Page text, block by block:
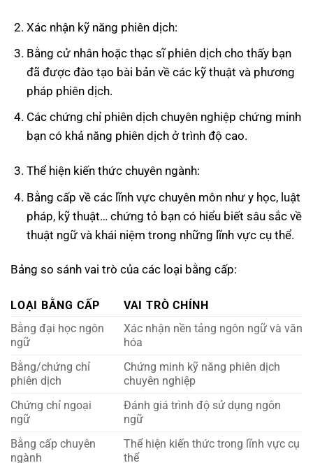
Xác nhận kỹ năng phiên dịch:
Bằng cử nhân hoặc thạc sĩ phiên dịch cho thấy bạn
đã được đào tạo bài bản về các kỹ thuật và phương
pháp phiên dịch.
Các chứng chỉ phiên dịch chuyên nghiệp chứng minh
bạn có khả năng phiên dịch ở trình độ cao.
Thể hiện kiến thức chuyên ngành:
Bằng cấp về các lĩnh vực chuyên môn như y học, luật
pháp, kỹ thuật… chứng tỏ bạn có hiểu biết sâu sắc về
thuật ngữ và khái niệm trong những lĩnh vực cụ thể.
Bảng so sánh vai trò của các loại bằng cấp:
LOẠI BẰNG CẤP
VAI TRÒ CHÍNH
Bằng đại học ngôn
ngữ
Xác nhận nền tảng ngôn ngữ và văn
hóa
Bằng/chứng chỉ
phiên dịch
Chứng minh kỹ năng phiên dịch
chuyên nghiệp
Chứng chỉ ngoại
ngữ
Đánh giá trình độ sử dụng ngôn
ngữ
Bằng cấp chuyên
ngành
Thể hiện kiến thức trong lĩnh vực cụ
thể